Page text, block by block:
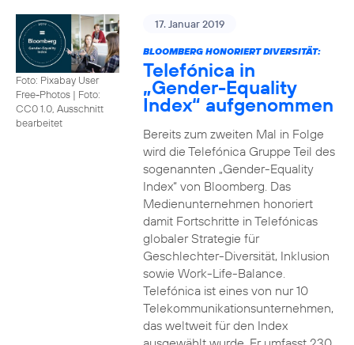
Foto: Pixabay User
Free-Photos | Foto:
CC0 1.0, Ausschnitt
bearbeitet
17. Januar 2019
BLOOMBERG HONORIERT DIVERSITÄT:
Telefónica in
„Gender-Equality
Index“ aufgenommen
Bereits zum zweiten Mal in Folge
wird die Telefónica Gruppe Teil des
sogenannten „Gender-Equality
Index“ von Bloomberg. Das
Medienunternehmen honoriert
damit Fortschritte in Telefónicas
globaler Strategie für
Geschlechter-Diversität, Inklusion
sowie Work-Life-Balance.
Telefónica ist eines von nur 10
Telekommunikationsunternehmen,
das weltweit für den Index